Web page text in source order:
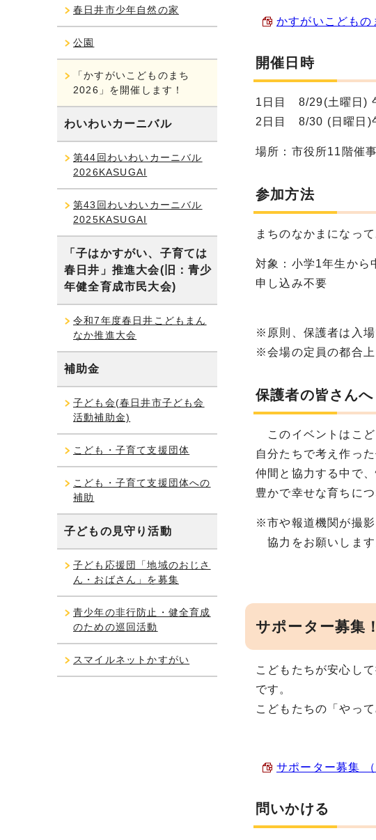
かすがいこどもの
開催日時
1日目 8/29(土曜日)
2日目 8/30 (日曜日)
場所：市役所11階催
参加方法
まちのなかまになっ
対象：小学1年生から
申し込み不要
※原則、保護者は入場
※会場の定員の都合上
保護者の皆さんへ
このイベントはこど
自分たちで考え作っ
仲間と協力する中で
豊かで幸せな育ちに
※市や報道機関が撮影
協力をお願いします
サポーター募集！
こどもたちが安心し
です。
こどもたちの「やっ
サポーター募集
問いかける
春日井市少年自然の家
公園
「かすがいこどものまち
2026」を開催します！
わいわいカーニバル
第44回わいわいカーニバル
2026KASUGAI
第43回わいわいカーニバル
2025KASUGAI
「子はかすがい、子育ては
春日井」推進大会(旧：青少
年健全育成市民大会)
令和7年度春日井こどもまん
なか推進大会
補助金
子ども会(春日井市子ども会
活動補助金)
こども・子育て支援団体
こども・子育て支援団体への
補助
子どもの見守り活動
子ども応援団「地域のおじさ
ん・おばさん」を募集
青少年の非行防止・健全育成
のための巡回活動
スマイルネットかすがい